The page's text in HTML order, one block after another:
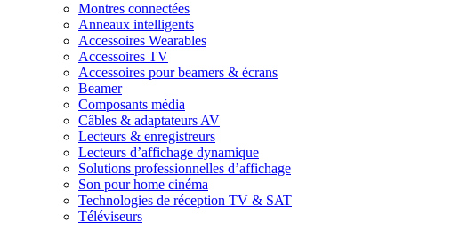
Montres connectées
Anneaux intelligents
Accessoires Wearables
Accessoires TV
Accessoires pour beamers & écrans
Beamer
Composants média
Câbles & adaptateurs AV
Lecteurs & enregistreurs
Lecteurs d’affichage dynamique
Solutions professionnelles d’affichage
Son pour home cinéma
Technologies de réception TV & SAT
Téléviseurs